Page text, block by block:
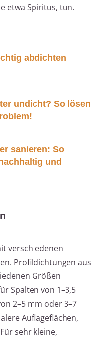
etwa Spiritus, tun.
abdichten
undicht? So lösen
sanieren: So
und
verschiedenen
Profildichtungen aus
Größen
Spalten von 1–3,5
2–5 mm oder 3–7
Auflageflächen,
sehr kleine,